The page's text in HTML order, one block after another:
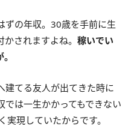
ずの年収。30歳を手前に生
されますよね。 稼いでい
建てる友人が出てきた時に
では一生かかってもできない
現していたからです。